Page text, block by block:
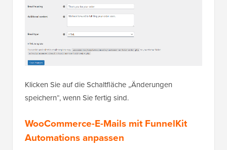
Klicken Sie auf die Schaltfläche „Änderungen
speichern“, wenn Sie fertig sind.
WooCommerce-E-Mails mit FunnelKit
Automations anpassen